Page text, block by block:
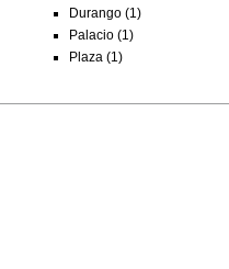
Durango (1)
Palacio (1)
Plaza (1)